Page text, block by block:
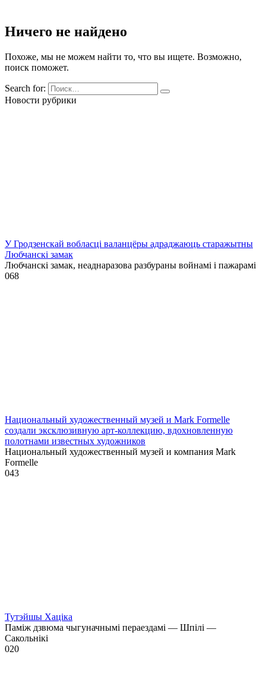
Ничего не найдено
Похоже, мы не можем найти то, что вы ищете. Возможно,
поиск поможет.
Search for:
Новости рубрики
У Гродзенскай вобласці валанцёры адраджаюць старажытны
Любчанскі замак
Любчанскі замак, неаднаразова разбураны войнамі і пажарамі
068
Национальный художественный музей и Mark Formelle
создали эксклюзивную арт-коллекцию, вдохновленную
полотнами известных художников
Национальный художественный музей и компания Mark
Formelle
043
Тутэйшы Хаціка
Паміж дзвюма чыгуначнымі пераездамі — Шпілі —
Сакольнікі
020